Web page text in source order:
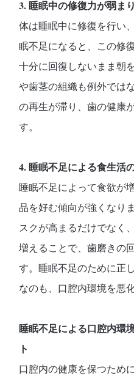
3. 睡眠中の修復力が弱ま
体は睡眠中に修復を行い
眠不足になると、この修
十分に回復しないまま朝
や歯茎の組織も例外では
の再生が滞り、歯の健康
す。
4. 睡眠不足による食生活
睡眠不足によって食欲が
品を好む傾向が強くなり
スクが高まるだけでなく
増えることで、歯磨きの
す。睡眠不足のために正
なのも、口腔内環境を悪
睡眠不足による口腔内環
ト
口腔内の健康を保つため